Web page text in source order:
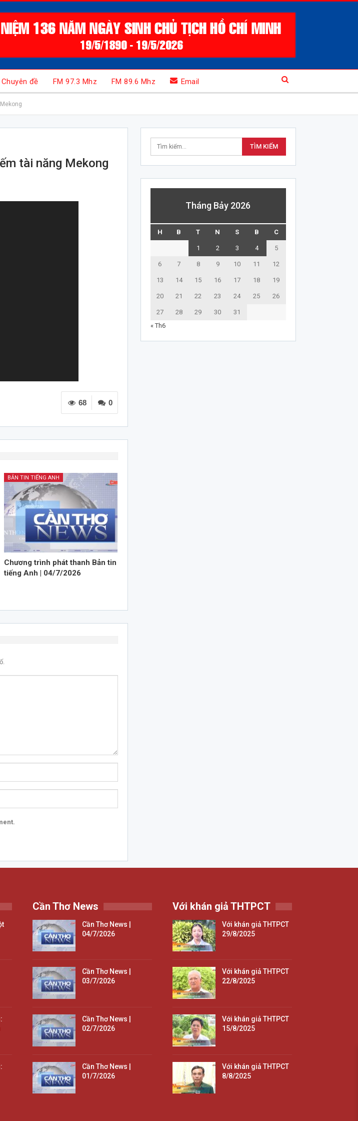
Chuyên đề FM 97.3 Mhz FM 89.6 Mhz Email
tài năng Mekong
0
68
BẢN TIN TIẾNG ANH
Chương trình phát thanh Bản tin
tiếng Anh | 04/7/2026
Tháng Bảy 2026
H B T N S B C
1 2 3 4 5
6 7 8 9 10 11 12
13 14 15 16 17 18 19
20 21 22 23 24 25 26
27 28 29 30
31
« Th6
Cần Thơ News
Cần Thơ News |
04/7/2026
Cần Thơ News |
03/7/2026
Cần Thơ News |
02/7/2026
Cần Thơ News |
01/7/2026
Với khán giả THTPCT
Với khán giả THTPCT
29/8/2025
Với khán giả THTPCT
22/8/2025
Với khán giả THTPCT
15/8/2025
Với khán giả THTPCT
8/8/2025